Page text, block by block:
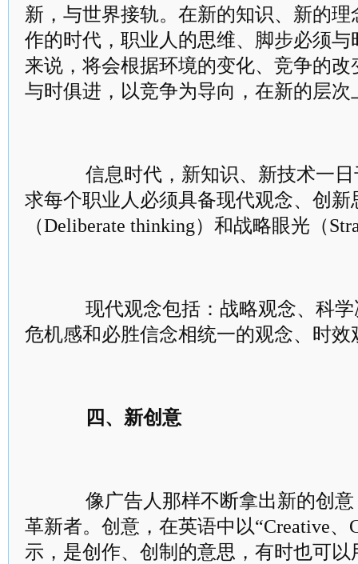
新，与世界接轨。在新的知识、新的
作的时代，职业人的思维、脚步必须
来说，将会根据环境的变化、竞争的
与时俱进，以竞争为导向，在新的层次
信息时代，新知识、新技术一日
求每个职业人必须具备现代观念、创
（Deliberate thinking）和战略眼光（
现代观念包括：战略观念、科学
危机感和必胜信念相统一的观念、时效
四、新创意
像广告人那样不断拿出新的创意
革新者。创意，在英语中以“Creative、
示，是创作、创制的意思，有时也可以